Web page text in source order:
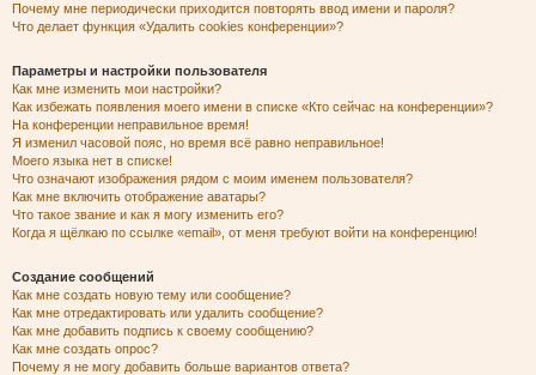
Почему мне периодически приходится повторять ввод имени и пароля?
Что делает функция «Удалить cookies конференции»?
Параметры и настройки пользователя
Как мне изменить мои настройки?
Как избежать появления моего имени в списке «Кто сейчас на конференции»?
На конференции неправильное время!
Я изменил часовой пояс, но время всё равно неправильное!
Моего языка нет в списке!
Что означают изображения рядом с моим именем пользователя?
Как мне включить отображение аватары?
Что такое звание и как я могу изменить его?
Когда я щёлкаю по ссылке «email», от меня требуют войти на конференцию!
Создание сообщений
Как мне создать новую тему или сообщение?
Как мне отредактировать или удалить сообщение?
Как мне добавить подпись к своему сообщению?
Как мне создать опрос?
Почему я не могу добавить больше вариантов ответа?